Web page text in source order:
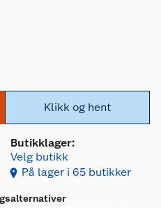
Klikk og hent
Butikklager:
Velg butikk
På lager i 65 butikker